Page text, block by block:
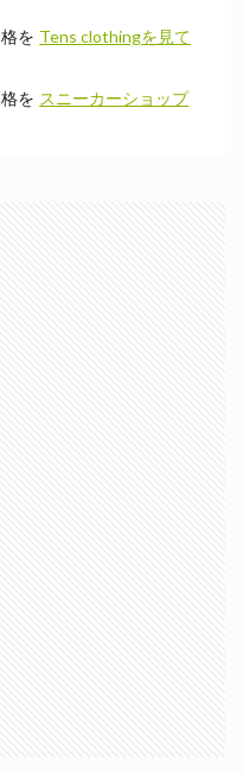
を Tens clothingを見て
を スニーカーショップ